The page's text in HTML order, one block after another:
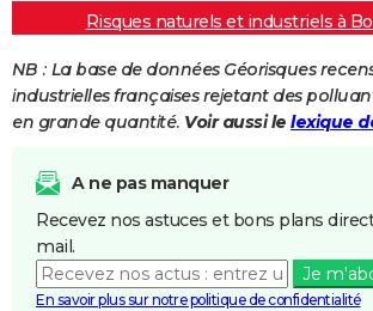
S'inscrire
Se connecter
Primaires
Universités
Entreprises
Service militaire
Avis de recherche
AVIS DE DÉCÈS
Bricolage
Lifestyle
Culture
Sport
Auto
Television
Voyage
Cinema
Risques naturels et industriels à
NB : La base de données Géorisques
industrielles françaises rejetant des
en grande quantité. Voir aussi le lexique
A ne pas manquer
Recevez nos astuces et bons plans
mail.
Je
En savoir plus sur notre politique de confidentialité